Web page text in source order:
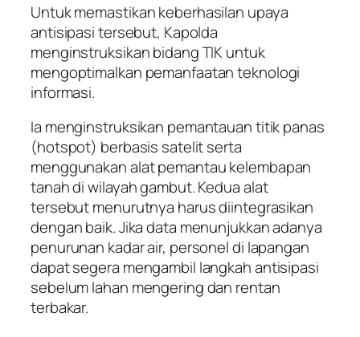
Untuk memastikan keberhasilan upaya
antisipasi tersebut, Kapolda
menginstruksikan bidang TIK untuk
mengoptimalkan pemanfaatan teknologi
informasi.
Ia menginstruksikan pemantauan titik panas
(hotspot) berbasis satelit serta
menggunakan alat pemantau kelembapan
tanah di wilayah gambut. Kedua alat
tersebut menurutnya harus diintegrasikan
dengan baik. Jika data menunjukkan adanya
penurunan kadar air, personel di lapangan
dapat segera mengambil langkah antisipasi
sebelum lahan mengering dan rentan
terbakar.